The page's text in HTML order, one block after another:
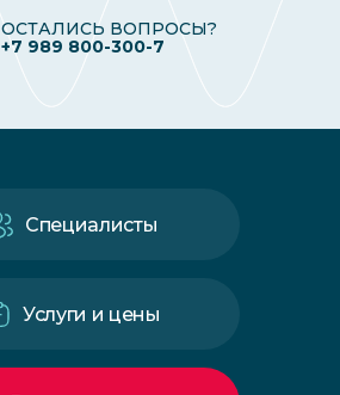
ОСТАЛИСЬ ВОПРОСЫ?
+7 989 800-300-7
Специалисты
Услуги и цены